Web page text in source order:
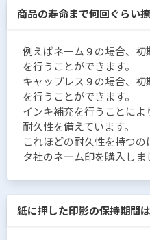
商品の寿命まで何回ぐらい
例えばネーム９の場合、
を行うことができます。
キャップレス９の場合、
を行うことができます。
インキ補充を行うことに
耐久性を備えています。
これほどの耐久性を持つ
タ社のネーム印を購入しま
紙に押した印影の保持期間